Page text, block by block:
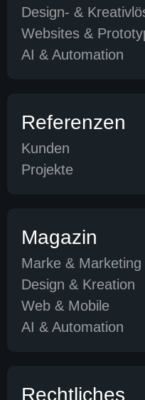
Design- &
Websites &
AI & Automation
Referenzen
Kunden
Projekte
Magazin
Marke & Marketing
Design & Kreation
Web & Mobile
AI & Automation
Rechtliches